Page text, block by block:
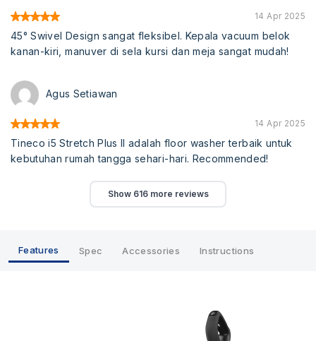
14 Apr 2025
45° Swivel Design sangat fleksibel. Kepala vacuum belok
kanan-kiri, manuver di sela kursi dan meja sangat mudah!
Agus Setiawan
14 Apr 2025
Tineco i5 Stretch Plus II adalah floor washer terbaik untuk
kebutuhan rumah tangga sehari-hari. Recommended!
Show 616 more reviews
Features Spec Accessories Instructions